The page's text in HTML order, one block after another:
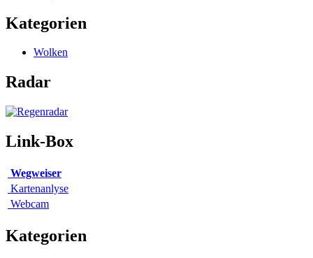
Kategorien
Wolken
Radar
Link-Box
Wegweiser
Kartenanlyse
Webcam
Kategorien